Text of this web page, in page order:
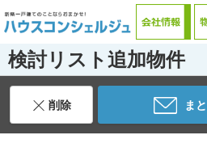
検討リスト追加物件
削除 ま